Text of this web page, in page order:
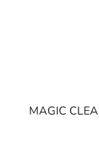
MAGIC